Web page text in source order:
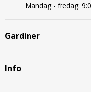
Mandag - fredag:
Gardiner
Info